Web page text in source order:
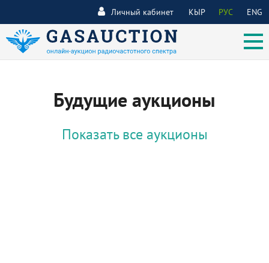
КЫР РУС ENG
Личный кабинет
Будущие аукционы
Показать все аукционы